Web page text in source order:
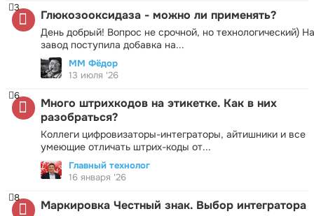
Глюкозооксидаза - можно ли применять?
День добрый! Вопрос не срочной, но технологический) На
завод поступила добавка на...
3
ММ Фёдор
13 июля '26
Много штрихкодов на этикетке. Как в них
разобраться?
Коллеги цифровизаторы-интеграторы, айтишники и все
умеющие отличать штрих-коды от...
6
Главный технолог
16 января '26
Маркировка Честный знак. Выбор интегратора
8